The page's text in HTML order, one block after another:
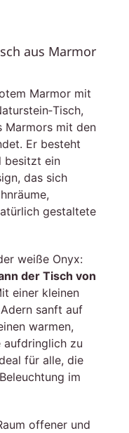
aus Marmor
Marmor mit
Marmors mit den
Er besteht
besitzt ein
das sich
gestaltete
weiße Onyx:
der Tisch von
einer kleinen
sanft auf
warmen,
aufdringlich zu
für alle, die
im
offener und